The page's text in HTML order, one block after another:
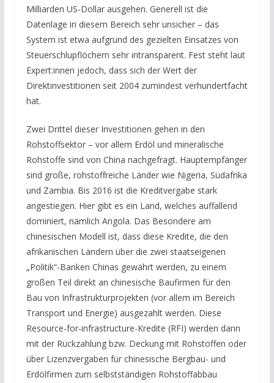
Milliarden US-Dollar ausgehen. Generell ist die
Datenlage in diesem Bereich sehr unsicher – das
System ist etwa aufgrund des gezielten Einsatzes von
Steuerschlupflöchern sehr intransparent. Fest steht laut
Expert:innen jedoch, dass sich der Wert der
Direktinvestitionen seit 2004 zumindest verhundertfacht
hat.
Zwei Drittel dieser Investitionen gehen in den
Rohstoffsektor – vor allem Erdöl und mineralische
Rohstoffe sind von China nachgefragt. Hauptempfänger
sind große, rohstoffreiche Länder wie Nigeria, Südafrika
und Zambia. Bis 2016 ist die Kreditvergabe stark
angestiegen. Hier gibt es ein Land, welches auffallend
dominiert, nämlich Angola. Das Besondere am
chinesischen Modell ist, dass diese Kredite, die den
afrikanischen Ländern über die zwei staatseigenen
„Politik“-Banken Chinas gewährt werden, zu einem
großen Teil direkt an chinesische Baufirmen für den
Bau von Infrastrukturprojekten (vor allem im Bereich
Transport und Energie) ausgezahlt werden. Diese
Resource-for-infrastructure-Kredite (RFI) werden dann
mit der Rückzahlung bzw. Deckung mit Rohstoffen oder
über Lizenzvergaben für chinesische Bergbau- und
Erdölfirmen zum selbstständigen Rohstoffabbau